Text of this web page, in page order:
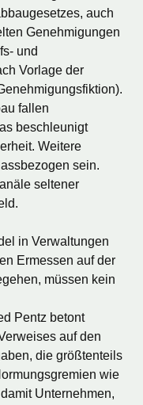
auch
Genehmigungen
und
Vorlage der
fallen
beschleunigt
Weitere
sein.
seltener
in Verwaltungen
Ermessen auf der
müssen kein
Pentz betont
auf den
die größtenteils
wie
Unternehmen,